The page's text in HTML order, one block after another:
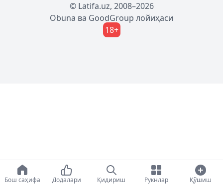
© Latifa.uz, 2008–2026
Obuna ва GoodGroup лойиҳаси
18+
Бош саҳифа Додалари Қидириш Рукнлар Қўшиш